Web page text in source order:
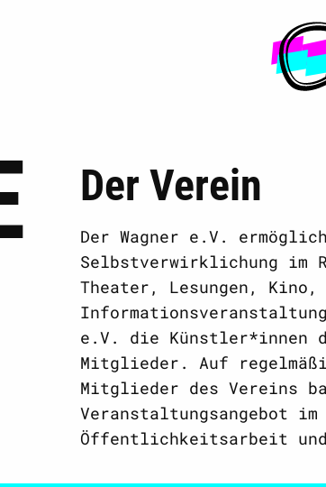
Der Verein
Der Wagner e.V.
Selbstverwirklichung im
Theater, Lesungen,
e.V. die Künstler*innen
Mitglieder. Auf
Mitglieder des Vereins
Veranstaltungsangebot
Öffentlichkeitsarbeit